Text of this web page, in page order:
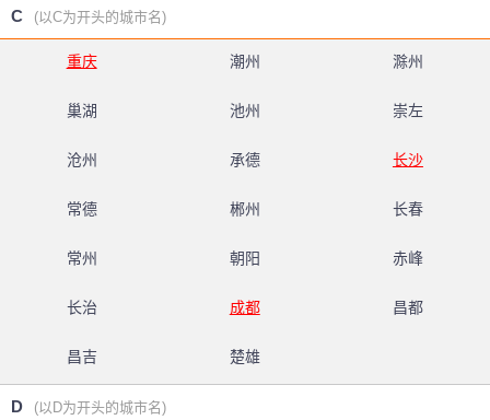
C (以C为开头的城市名)
重庆 潮州 滁州
巢湖 池州 崇左
沧州 承德 长沙
常德 郴州 长春
常州 朝阳 赤峰
长治 成都 昌都
昌吉 楚雄
D (以D为开头的城市名)